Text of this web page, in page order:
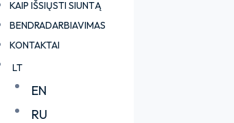
KAIP IŠSIŲSTI SIUNTĄ
BENDRADARBIAVIMAS
KONTAKTAI
LT
EN
RU